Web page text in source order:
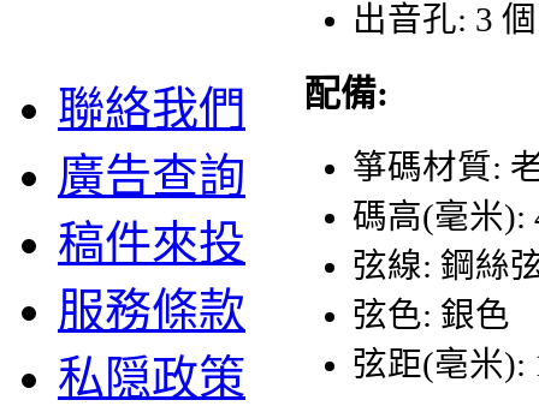
出音孔: 3 個
配備:
箏碼材質:
碼高(毫米):
弦線: 鋼絲
弦色: 銀色
弦距(亳米):
聯絡我們
廣告查詢
稿件來投
服務條款
私隠政策